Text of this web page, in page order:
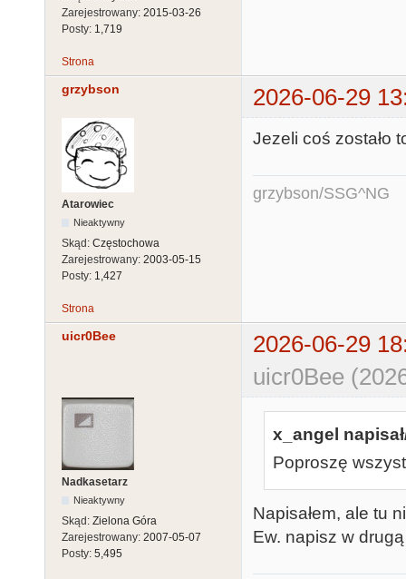
Zarejestrowany: 2015-03-26
Posty: 1,719
Strona
grzybson 2026-06-29
Atarowiec
Nieaktywny
Skąd: Częstochowa
Zarejestrowany: 2003-05-15
Posty: 1,427
Jezeli coś zostało
grzybson/SSG^NG
Strona
uicr0Bee
2026-06-29
uicr0Bee
Nadkasetarz
Nieaktywny
Skąd: Zielona Góra
Zarejestrowany: 2007-05-07
Posty: 5,495
x_angel
Poproszę
Napisałem, ale tu
Ew. napisz w